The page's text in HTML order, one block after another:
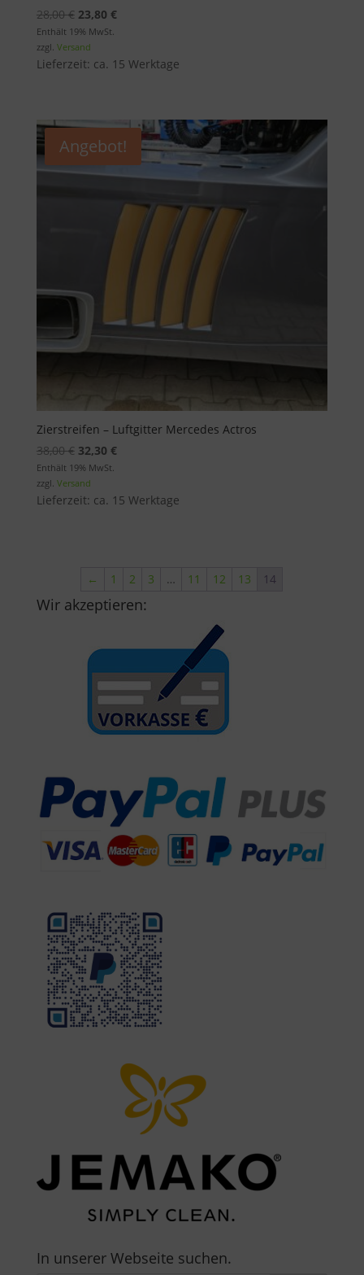
28,00€ Ursprünglicher
Preis
war:
28,00 €
23,80 €Aktueller
23,80 €.
Enthält 19% MwSt.
zzgl. Versand
Lieferzeit: ca. 15 Werktage
Angebot!
Zierstreifen – Luftgitter Mercedes Actros
38,00€ Ursprünglicher
Preis
war:
38,00 €
32,30 €Aktueller
32,30 €.
Enthält 19% MwSt.
zzgl. Versand
Lieferzeit: ca. 15 Werktage
← 1 2 3 … 11 12 13 14
Wir akzeptieren:
In unserer Webseite suchen.